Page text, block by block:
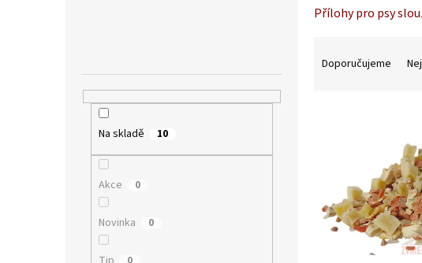
Na skladě 10
Akce 0
Novinka 0
Přílohy pro psy
Doporučujeme